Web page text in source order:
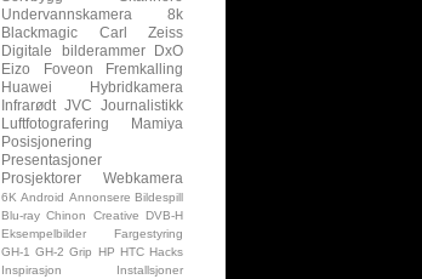
Undervannskamera
8k
Blackmagic
Carl Zeiss
Digitale bilderammer
DxO
Eizo
Foveon
Fremkalling
Huawei
Hybridkamera
Infrarødt JVC
Journalistikk
Luftfotografering
Mamiya
Posisjonering
Presentasjoner
Prosjektorer
Webkamera
6K Android Annonsere Bildespill
Blu-ray Chinon Creative
DVB-H
Eksempelbilder
Fargestyring
GH-1 GH-2 Grip HP HTC Hacks
Inspirasjon
Installsjoner